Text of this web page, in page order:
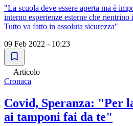
"La scuola deve essere aperta ma è
interno esperienze esterne che
Tutto va fatto in assoluta sicurezza"
09 Feb 2022 - 10:23
Articolo
Cronaca
Covid, Speranza: "Per
ai tamponi fai da te"